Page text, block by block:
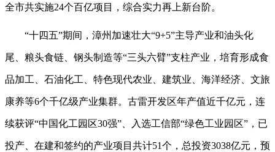
全市共实施24个百亿项目，综合实力再上新台阶。
“十四五”期间，漳州加速壮大“9+5”主导产业和油头化
尾、粮头食链、钢头制造等“三头六臂”支柱产业，培育形成食
品加工、石油化工、特色现代农业、建筑业、海洋经济、文旅
康养等6个千亿级产业集群。古雷开发区年产值近千亿元，连
续获评“中国化工园区30强”、入选工信部“绿色工业园区”，已
投产、在建和签约的产业项目共计51个，总投资3038亿元，预